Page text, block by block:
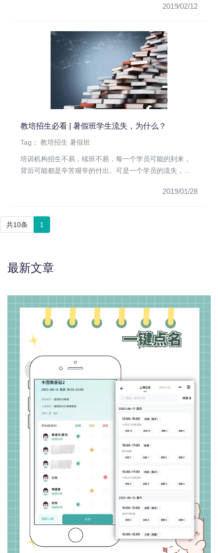
2019/02/12
教培招生必看 | 暑假班学生流失，为什么？
Tag：教培招生 暑假班
培训机构招生不易，续班不易，每一个学员可能的到来，
背后可能都是辛苦艰辛的付出。可是一个学员的流失，对
2019/01/28
共10条 1
最新文章